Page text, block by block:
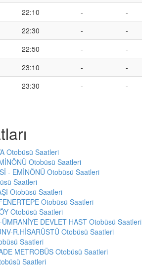
22:10 -
-
22:30 -
-
22:50 -
-
23:10 -
-
23:30 - -
Otobüsü Saatleri
Otobüsü Saatleri
- EMİNÖNÜ Otobüsü Saatleri
Saatleri
Otobüsü Saatleri
Otobüsü Saatleri
Otobüsü Saatleri
DEVLET HAST Otobüsü Saatleri
R.HİSARÜSTÜ Otobüsü Saatleri
Saatleri
METROBÜS Otobüsü Saatleri
Saatleri